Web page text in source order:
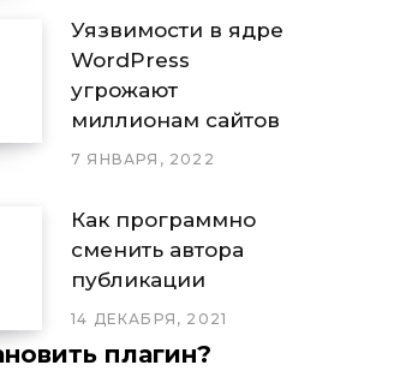
Уязвимости в ядре
WordPress
угрожают
миллионам сайтов
7 ЯНВАРЯ, 2022
Как программно
сменить автора
публикации
14 ДЕКАБРЯ, 2021
плагин?